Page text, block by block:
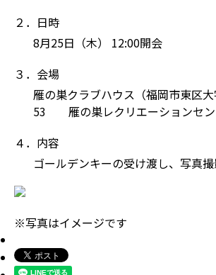
２．日時
8月25日（木） 12:00開会
３．会場
雁の巣クラブハウス（福岡市東区
53 雁の巣レクリエーションセン
４．内容
ゴールデンキーの受け渡し、写真
※写真はイメージです